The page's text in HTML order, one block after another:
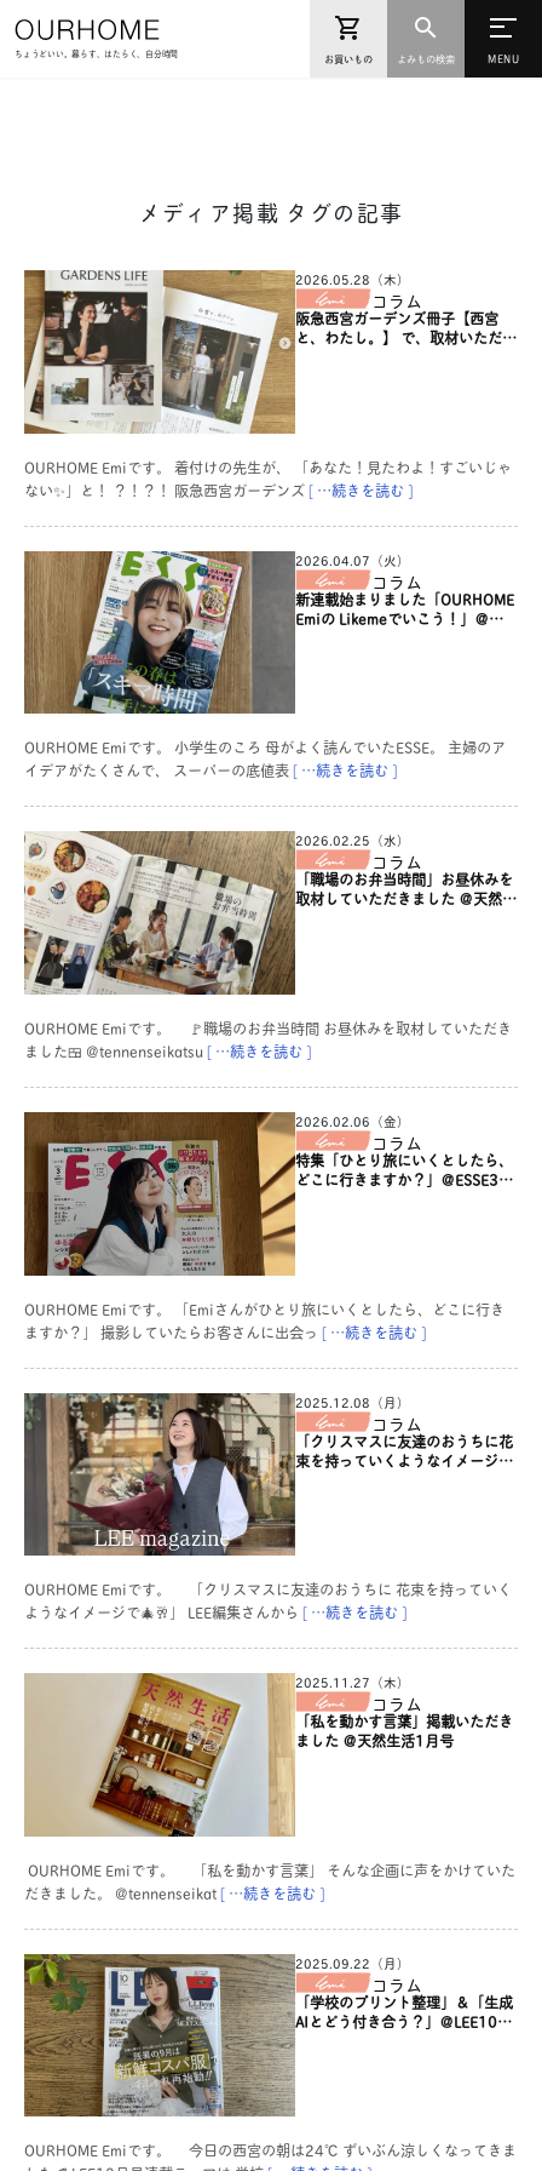
ちょうどいい。暮らす、はたらく、自分時間
メディア掲載 タグの記事
2026.05.28（木）
コラム
阪急西宮ガーデンズ冊子【西宮
と、わたし。】 で、取材いただき
OURHOME Emiです。 着付けの先生が、 「あなた！見たわよ！すごいじゃ
ない✨」と！ ？！？！ 阪急西宮ガーデンズ[ …続きを読む ]
2026.04.07（火）
コラム
新連載始まりました「OURHOME
Emiの Likemeでいこう！」＠
OURHOME Emiです。 小学生のころ 母がよく読んでいたESSE。 主婦のア
イデアがたくさんで、 スーパーの底値表[ …続きを読む ]
2026.02.25（水）
コラム
「職場のお弁当時間」お昼休みを
取材していただきました ＠天然生
OURHOME Emiです。 🚩職場のお弁当時間 お昼休みを取材していただき
ました🍱 @tennenseikatsu[ …続きを読む ]
2026.02.06（金）
コラム
特集「ひとり旅にいくとしたら、
どこに行きますか？」＠ESSE3月
OURHOME Emiです。 「Emiさんがひとり旅にいくとしたら、どこに行き
ますか？」 撮影していたらお客さんに出会っ [ …続きを読む ]
2025.12.08（月）
コラム
「クリスマスに友達のおうちに花
束を持っていくようなイメージ
OURHOME Emiです。 「クリスマスに友達のおうちに 花束を持っていく
ようなイメージで🎄🥂」 LEE編集さんから [ …続きを読む ]
2025.11.27（木）
コラム
「私を動かす言葉」掲載いただき
ました ＠天然生活1月号
OURHOME Emiです。 「私を動かす言葉」 そんな企画に声をかけていた
だきました。 @tennenseikat[ …続きを読む ]
2025.09.22（月）
コラム
「学校のプリント整理」＆「生成
AIとどう付き合う？」＠LEE10月
OURHOME Emiです。 今日の西宮の朝は24℃ ずいぶん涼しくなってきま
お買いもの よみもの検索